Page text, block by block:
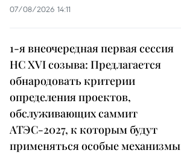
07/08/2026 14:11
1-я внеочередная первая сессия
НС XVI созыва: Предлагается
обнародовать критерии
определения проектов,
обслуживающих саммит
АТЭС-2027, к которым будут
применяться особые механизмы